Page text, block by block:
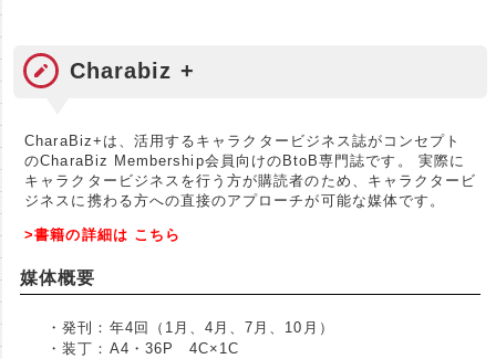
Charabiz +
CharaBiz+は、活用するキャラクタービジネス誌がコンセプト
のCharaBiz Membership会員向けのBtoB専門誌です。 実際に
キャラクタービジネスを行う方が購読者のため、キャラクタービ
ジネスに携わる方への直接のアプローチが可能な媒体です。
>書籍の詳細は こちら
媒体概要
・発刊：年4回（1月、4月、7月、10月）
・装丁：A4・36P 4C×1C